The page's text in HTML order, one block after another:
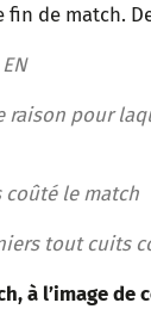
de match.
raison pour
coûté le match
tout cuits
à l’image de